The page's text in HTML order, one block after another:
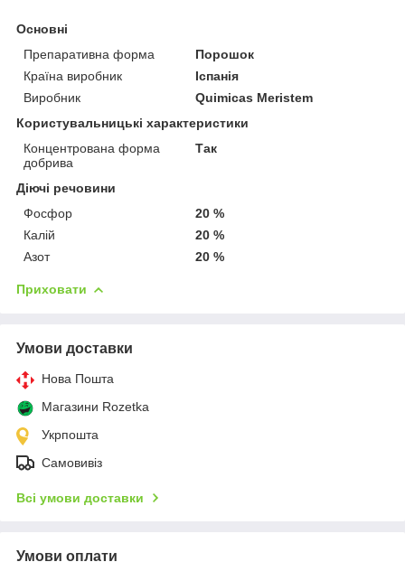
Основні
Препаративна форма
Порошок
Країна виробник
Іспанія
Виробник
Quimicas Meristem
Користувальницькі характеристики
Концентрована форма
добрива
Так
Діючі речовини
Фосфор
20 %
Калій
20 %
Азот
20 %
Приховати
Умови доставки
Нова Пошта
Магазини Rozetka
Укрпошта
Самовивіз
Всі умови доставки
Умови оплати